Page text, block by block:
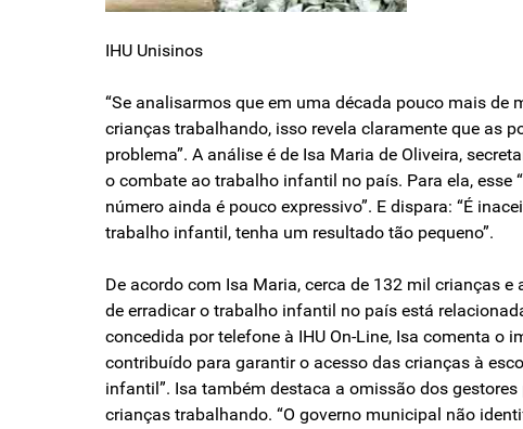
IHU Unisinos
“Se analisarmos que em uma década pouco mais
crianças trabalhando, isso revela claramente que as
problema”. A análise é de Isa Maria de Oliveira,
o combate ao trabalho infantil no país. Para ela, esse
número ainda é pouco expressivo”. E dispara: “É
trabalho infantil, tenha um resultado tão pequeno”.
De acordo com Isa Maria, cerca de 132 mil crianças
de erradicar o trabalho infantil no país está
concedida por telefone à IHU On-Line, Isa comenta
contribuído para garantir o acesso das crianças à
infantil”. Isa também destaca a omissão dos
crianças trabalhando. “O governo municipal não